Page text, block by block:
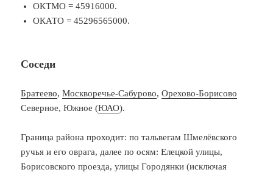
ОКТМО = 45916000.
ОКАТО = 45296565000.
Соседи
Братеево,Москворечье-Сабурово,Орехово-Борисово
Северное, Южное (ЮАО).
Граница района проходит: по тальвегам Шмелёвского
ручья и его оврага, далее по осям: Елецкой улицы,
Борисовского проезда, улицы Городянки (исключая